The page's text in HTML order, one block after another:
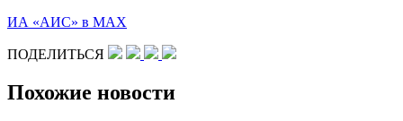
ИА «АИС» в МАХ
ПОДЕЛИТЬСЯ
Похожие новости